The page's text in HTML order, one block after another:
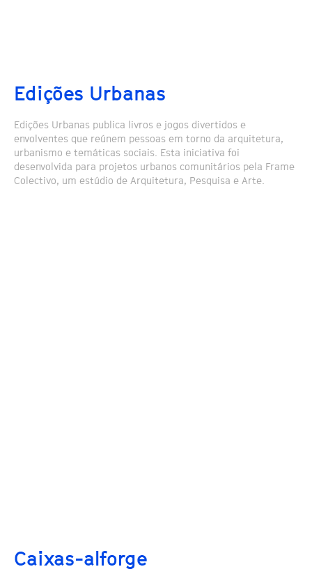
Edições Urbanas
Edições Urbanas publica livros e jogos divertidos e
envolventes que reúnem pessoas em torno da arquitetura,
urbanismo e temáticas sociais. Esta iniciativa foi
desenvolvida para projetos urbanos comunitários pela Frame
Colectivo, um estúdio de Arquitetura, Pesquisa e Arte.
Caixas-alforge